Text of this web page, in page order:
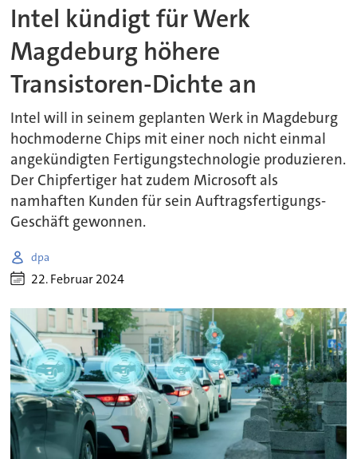
Intel kündigt für Werk
Magdeburg höhere
Transistoren-Dichte an
Intel will in seinem geplanten Werk in Magdeburg
hochmoderne Chips mit einer noch nicht einmal
angekündigten Fertigungstechnologie produzieren.
Der Chipfertiger hat zudem Microsoft als
namhaften Kunden für sein Auftragsfertigungs-
Geschäft gewonnen.
dpa
22. Februar 2024